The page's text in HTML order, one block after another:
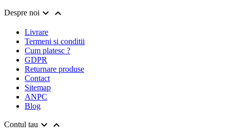
Despre noi  
Livrare
Termeni si conditii
Cum platesc ?
GDPR
Returnare produse
Contact
Sitemap
ANPC
Blog
Contul tau  